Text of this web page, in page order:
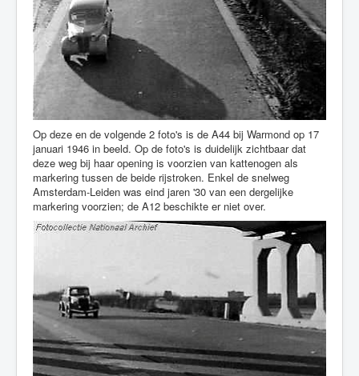
Op deze en de volgende 2 foto's is de A44 bij Warmond op 17
januari 1946 in beeld. Op de foto's is duidelijk zichtbaar dat
deze weg bij haar opening is voorzien van kattenogen als
markering tussen de beide rijstroken. Enkel de snelweg
Amsterdam-Leiden was eind jaren '30 van een dergelijke
markering voorzien; de A12 beschikte er niet over.